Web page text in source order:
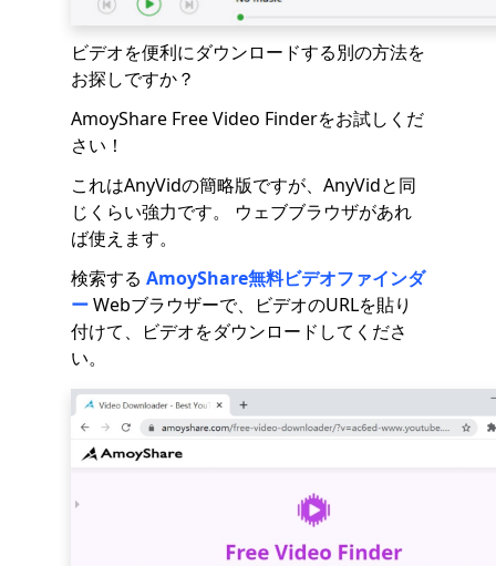
ビデオを便利にダウンロードする別の方法を
お探しですか？
AmoyShare Free Video Finderをお試しくだ
さい！
これはAnyVidの簡略版ですが、AnyVidと同
じくらい強力です。 ウェブブラウザがあれ
ば使えます。
検索する AmoyShare無料ビデオファインダ
ーWebブラウザーで、ビデオのURLを貼り
付けて、ビデオをダウンロードしてくださ
い。